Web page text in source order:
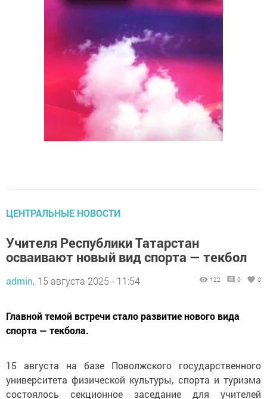
ЦЕНТРАЛЬНЫЕ НОВОСТИ
Учителя Республики Татарстан
осваивают новый вид спорта — текбол
admin, 15 августа 2025 - 11:54 122 0 0
Главной темой встречи стало развитие нового вида
спорта — текбола.
15 августа на базе Поволжского государственного
университета физической культуры, спорта и туризма
состоялось секционное заседание для учителей